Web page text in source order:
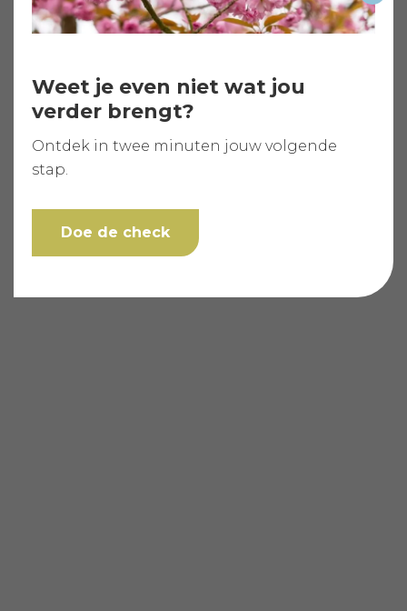
Weet je even niet wat jou
verder brengt?
Ontdek in twee minuten jouw volgende
stap.
Doe de check